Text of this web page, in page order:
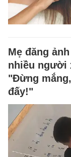
Mẹ đăng
nhiều người
"Đừng
đấy!"